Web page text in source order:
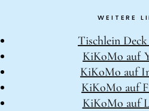
WEITERE
Tischlein Deck
KiKoMo auf
KiKoMo auf
KiKoMo auf
KiKoMo auf